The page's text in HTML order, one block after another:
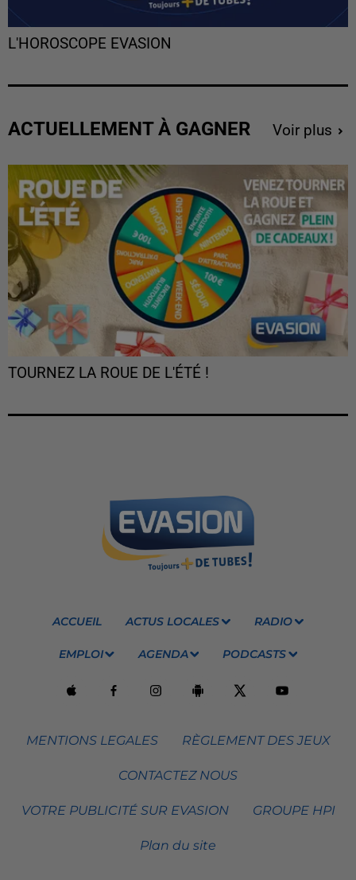
L'HOROSCOPE EVASION
ACTUELLEMENT À GAGNER Voir plus
TOURNEZ LA ROUE DE L'ÉTÉ !
ACCUEIL ACTUS LOCALES RADIO
EMPLOI AGENDA PODCASTS
MENTIONS LEGALES RÈGLEMENT DES JEUX
CONTACTEZ NOUS
VOTRE PUBLICITÉ SUR EVASION GROUPE HPI
Plan du site